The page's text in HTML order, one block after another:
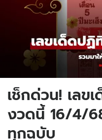
เช็กด่วน! เลข
งวดนี้ 16/4/
ทุกฉบับ